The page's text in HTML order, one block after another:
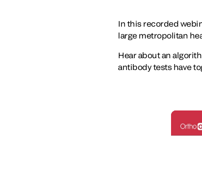
In this recorded
large metropolitan
Hear about an
antibody tests have